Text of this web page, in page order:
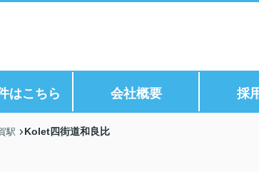
はこちら 会社概要 採
駅 Kolet四街道和良比